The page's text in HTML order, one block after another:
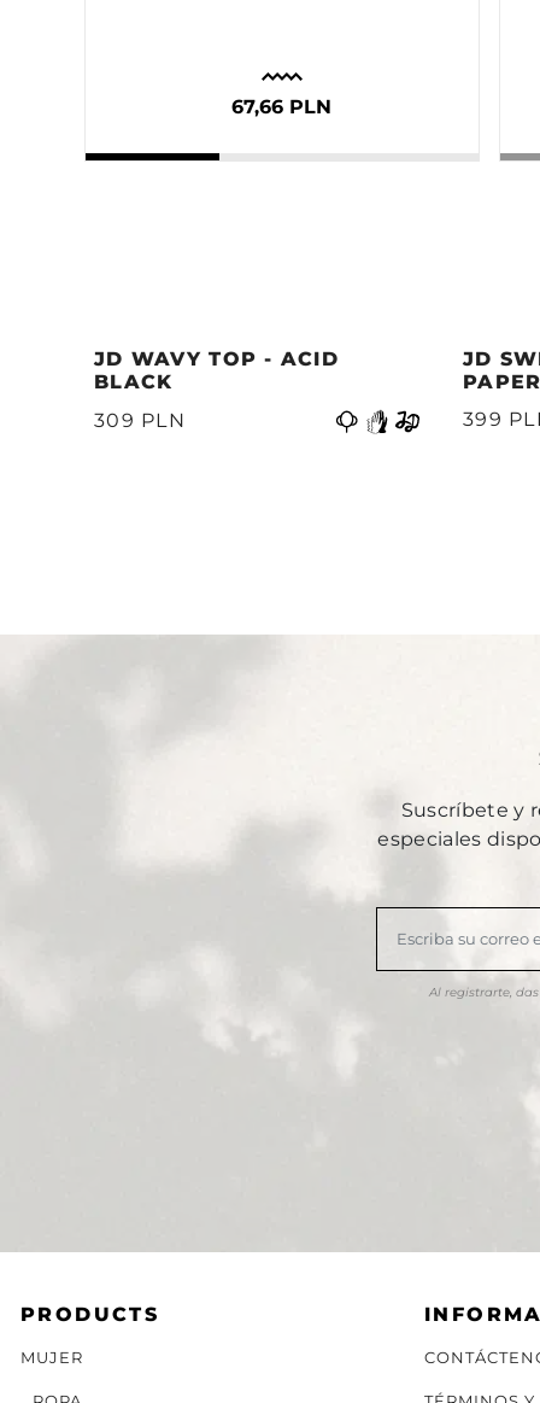
67,66 PLN
JD WAVY TOP - ACID
BLACK
309 PLN
JD
399
Anterior
Suscríbete y
especiales
Al registrarte,
PRODUCTS
MUJER